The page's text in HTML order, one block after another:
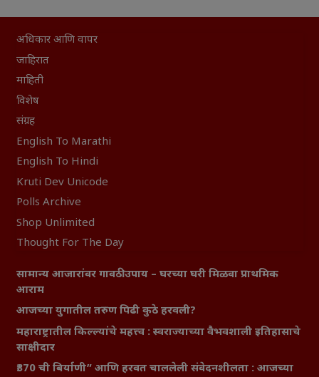
अधिकार आणि वापर
जाहिरात
माहिती
विशेष
संग्रह
English To Marathi
English To Hindi
Kruti Dev Unicode
Polls Archive
Shop Unlimited
Thought For The Day
सामान्य आजारांवर गावठी उपाय – घरच्या घरी मिळवा प्राथमिक
आराम
आजच्या युगातील तरुण पिढी कुठे हरवली?
महाराष्ट्रातील किल्ल्यांचे महत्त्व : स्वराज्याच्या वैभवशाली इतिहासाचे
साक्षीदार
₹370 ची बिर्याणी” आणि हरवत चाललेली संवेदनशीलता : आजच्या